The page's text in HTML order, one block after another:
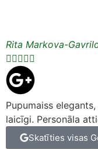
Rita Markova-

Pupumaiss
laicīgi. Personāla
Skatīties visas